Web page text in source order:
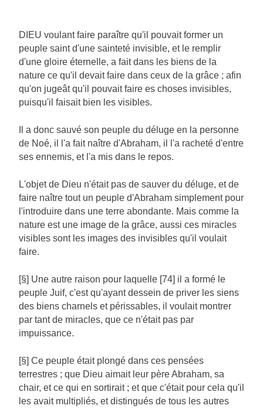
DIEU voulant faire paraître qu'il pouvait former un
peuple saint d'une sainteté invisible, et le remplir
d'une gloire éternelle, a fait dans les biens de la
nature ce qu'il devait faire dans ceux de la grâce ; afin
qu'on jugeât qu'il pouvait faire es choses invisibles,
puisqu'il faisait bien les visibles.
Il a donc sauvé son peuple du déluge en la personne
de Noé, il l'a fait naître d'Abraham, il l'a racheté d'entre
ses ennemis, et l'a mis dans le repos.
L'objet de Dieu n'était pas de sauver du déluge, et de
faire naître tout un peuple d'Abraham simplement pour
l'introduire dans une terre abondante. Mais comme la
nature est une image de la grâce, aussi ces miracles
visibles sont les images des invisibles qu'il voulait
faire.
[§] Une autre raison pour laquelle [74] il a formé le
peuple Juif, c'est qu'ayant dessein de priver les siens
des biens charnels et périssables, il voulait montrer
par tant de miracles, que ce n'était pas par
impuissance.
[§] Ce peuple était plongé dans ces pensées
terrestres ; que Dieu aimait leur père Abraham, sa
chair, et ce qui en sortirait ; et que c'était pour cela qu'il
les avait multipliés, et distingués de tous les autres